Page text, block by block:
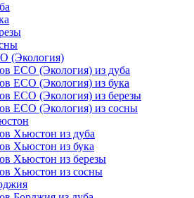
(Экология)
ECO (Экология) из дуба
ECO (Экология) из бука
ECO (Экология) из березы
ECO (Экология) из сосны
Хьюстон из дуба
Хьюстон из бука
Хьюстон из березы
Хьюстон из сосны